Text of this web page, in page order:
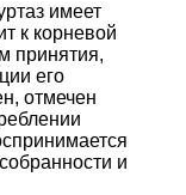
имеет
к корневой
принятия,
его
отмечен
и